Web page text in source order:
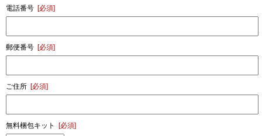
電話番号 [必須]
郵便番号 [必須]
ご住所 [必須]
無料梱包キット [必須]